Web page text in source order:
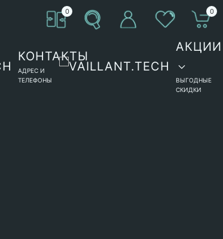
0 0
КОНТАКТЫ
АДРЕС И
ТЕЛЕФОНЫ
АКЦИИ
ВЫГОДНЫЕ
СКИДКИ